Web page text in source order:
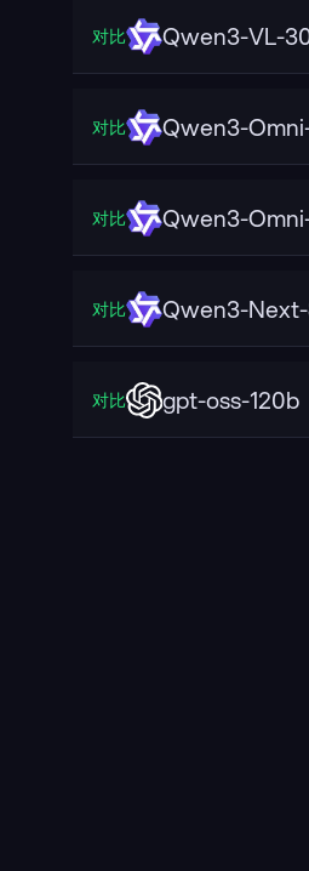
对比 Qwen3-VL-
对比 Qwen3-
对比 Qwen3-
对比 Qwen3-
对比 gpt-oss-120b